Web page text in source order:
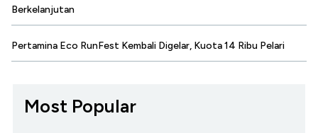
Berkelanjutan
Pertamina Eco RunFest Kembali Digelar, Kuota 14 Ribu Pelari
Most Popular